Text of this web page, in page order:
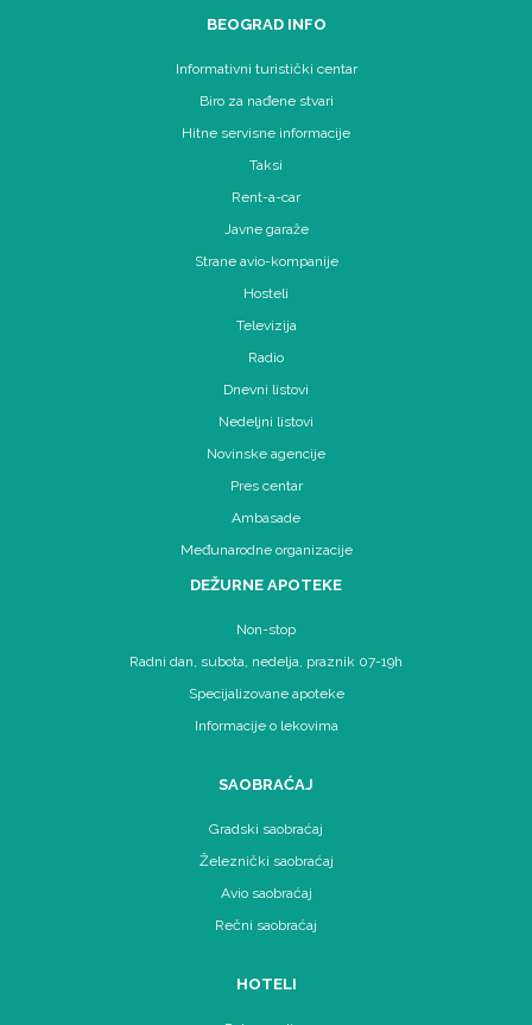
BEOGRAD INFO
Informativni turistički centar
Biro za nađene stvari
Hitne servisne informacije
Taksi
Rent-a-car
Javne garaže
Strane avio-kompanije
Hosteli
Televizija
Radio
Dnevni listovi
Nedeljni listovi
Novinske agencije
Pres centar
Ambasade
Međunarodne organizacije
DEŽURNE APOTEKE
Non-stop
Radni dan, subota, nedelja, praznik 07-19h
Specijalizovane apoteke
Informacije o lekovima
SAOBRAĆAJ
Gradski saobraćaj
Železnički saobraćaj
Avio saobraćaj
Rečni saobraćaj
HOTELI